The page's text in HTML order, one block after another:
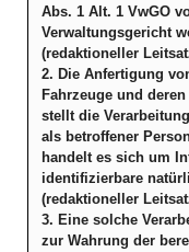
Abs. 1 Alt. 1 VwGO
Verwaltungsgericht
(redaktioneller
2. Die Anfertigung
Fahrzeuge und
stellt die
als betroffener
handelt es sich um
identifizierbare
(redaktioneller
3. Eine solche
zur Wahrung der